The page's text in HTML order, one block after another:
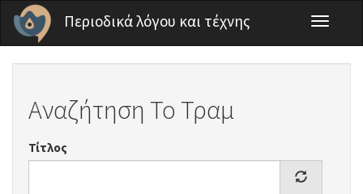
Παράκαμψη προς το κυρίως περιεχόμενο
Περιοδικά λόγου και τέχνης
Toggle
Αναζήτηση Το Τραμ
Τίτλος